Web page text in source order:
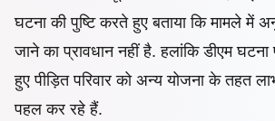
घटना की पुष्टि करते हुए बताया कि मामले में
जाने का प्रावधान नहीं है. हलांकि डीएम
हुए पीड़ित परिवार को अन्ययोजना के तहत
पहल कर रहे हैं.